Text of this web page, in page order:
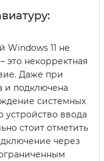
Windows 11 не
это некорректная
Даже при
и подключена
системных
устройство ввода
стоит отметить
через